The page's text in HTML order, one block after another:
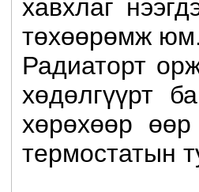
хавхлаг
төхөөрөмж
Радиаторт
хөдөлгүүрт
хөрөхөөр
термостатын